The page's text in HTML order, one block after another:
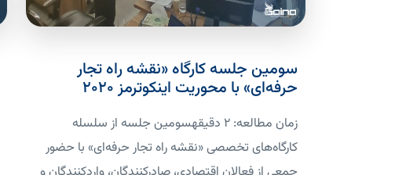
سومین جلسه کارگاه «نقشه راه تجار
حرفه‌ای» با محوریت اینکوترمز ۲۰۲۰
زمان مطالعه: 2 دقیقهسومین جلسه از سلسله
کارگاه‌های تخصصی «نقشه راه تجار حرفه‌ای» با حضور